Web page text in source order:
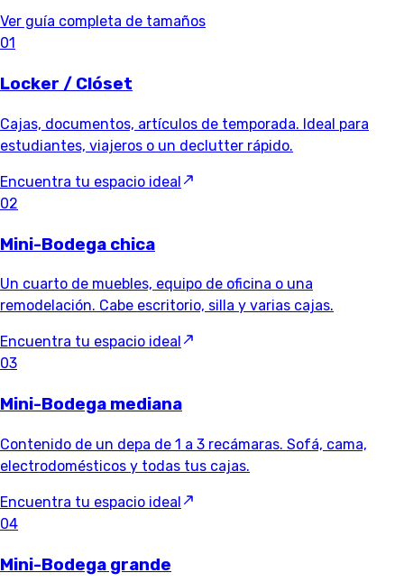
Ver guía completa de tamaños
01
Locker / Clóset
Cajas, documentos, artículos de temporada. Ideal para
estudiantes, viajeros o un declutter rápido.
Encuentra tu espacio ideal
02
Mini-Bodega chica
Un cuarto de muebles, equipo de oficina o una
remodelación. Cabe escritorio, silla y varias cajas.
Encuentra tu espacio ideal
03
Mini-Bodega mediana
Contenido de un depa de 1 a 3 recámaras. Sofá, cama,
electrodomésticos y todas tus cajas.
Encuentra tu espacio ideal
04
Mini-Bodega grande